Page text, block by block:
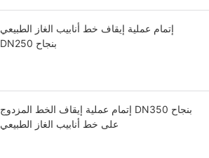
إتمام عملية إيقاف خط أنابيب الغاز الطبيعي
DN250 بنجاح
إتمام عملية إيقاف الخط المزدوج DN350 بنجاح
على خط أنابيب الغاز الطبيعي